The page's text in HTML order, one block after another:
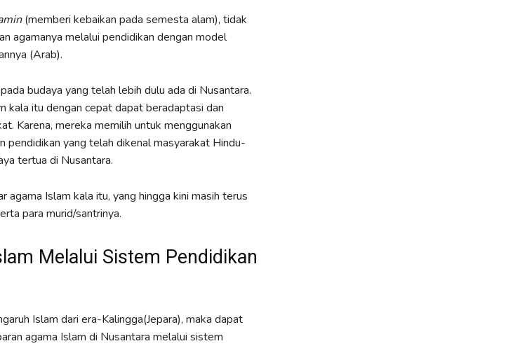
(memberi kebaikan pada semesta alam), tidak
agamanya melalui pendidikan dengan model
(Arab).
budaya yang telah lebih dulu ada di Nusantara.
kala itu dengan cepat dapat beradaptasi dan
Karena, mereka memilih untuk menggunakan
yang telah dikenal masyarakat Hindu-
tertua di Nusantara.
agama Islam kala itu, yang hingga kini masih terus
para murid/santrinya.
Melalui Sistem Pendidikan
Islam dari era-Kalingga(Jepara), maka dapat
agama Islam di Nusantara melalui sistem